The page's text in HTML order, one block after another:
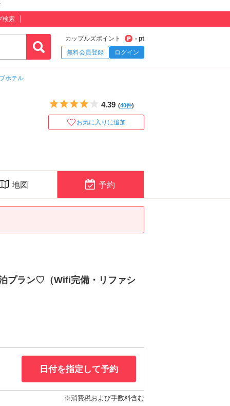
検索
カップルズポイント
- pt
無料会員登録
ログイン
ホテル
5つ星のうち4
4.39 (40件)
お気に入りに追加
地図 予約
プラン♡（Wifi完備・リファシ
日付を指定して予約
※消費税および手数料含む